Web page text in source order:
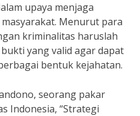
upaya menjaga
Menurut para
kriminalitas haruslah
yang valid agar dapat
bentuk kejahatan.
seorang pakar
Indonesia, “Strategi